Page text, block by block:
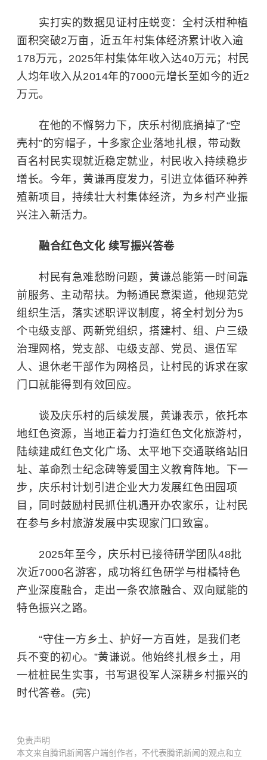
实打实的数据见证村庄蜕变：全村沃柑种植
面积突破2万亩，近五年村集体经济累计收入逾
178万元，2025年村集体年收入达40万元；村民
人均年收入从2014年的7000元增长至如今的近2
万元。
在他的不懈努力下，庆乐村彻底摘掉了“空
壳村”的穷帽子，十多家企业落地扎根，带动数
百名村民实现就近稳定就业，村民收入持续稳步
增长。今年，黄谦再度发力，引进立体循环种养
殖新项目，持续壮大村集体经济，为乡村产业振
兴注入新活力。
融合红色文化 续写振兴答卷
村民有急难愁盼问题，黄谦总能第一时间靠
前服务、主动帮扶。为畅通民意渠道，他规范党
组织生活，落实述职评议制度，将全村划分为5
个屯级支部、两新党组织，搭建村、组、户三级
治理网格，党支部、屯级支部、党员、退伍军
人、退休老干部作为网格员，让村民的诉求在家
门口就能得到有效回应。
谈及庆乐村的后续发展，黄谦表示，依托本
地红色资源，当地正着力打造红色文化旅游村，
陆续建成红色文化广场、太平地下交通联络站旧
址、革命烈士纪念碑等爱国主义教育阵地。下一
步，庆乐村计划引进企业大力发展红色田园项
目，同时鼓励村民抓住机遇开办农家乐，让村民
在参与乡村旅游发展中实现家门口致富。
2025年至今，庆乐村已接待研学团队48批
次近7000名游客，成功将红色研学与柑橘特色
产业深度融合，走出一条农旅融合、双向赋能的
特色振兴之路。
“守住一方乡土、护好一方百姓，是我们老
兵不变的初心。”黄谦说。他始终扎根乡土，用
一桩桩民生实事，书写退役军人深耕乡村振兴的
时代答卷。(完)
免责声明
本文来自腾讯新闻客户端创作者，不代表腾讯新闻的观点和立